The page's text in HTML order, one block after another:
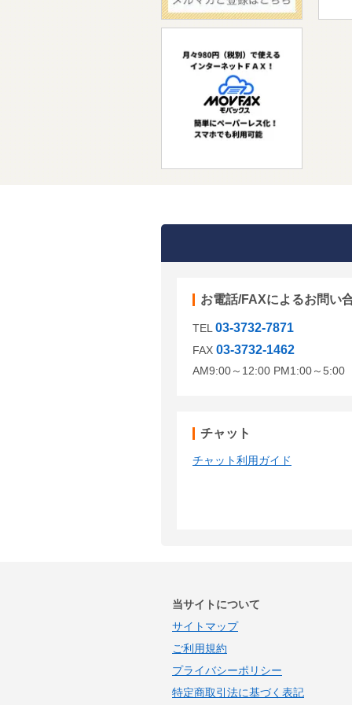
お電話/FAXによるお問い
TEL 03-3732-7871
FAX 03-3732-1462
AM9:00～12:00 PM1:00～5:00
チャット
チャット利用ガイド
当サイトについて
サイトマップ
ご利用規約
プライバシーポリシー
特定商取引法に基づく表記